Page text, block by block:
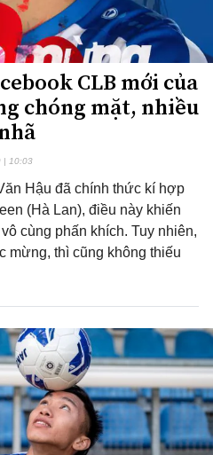
CLB mới của
chóng mặt, nhiều
| 10:03
Hậu đã chính thức kí hợp
(Hà Lan), điều này khiến
cùng phấn khích. Tuy nhiên,
mừng, thì cũng không thiếu